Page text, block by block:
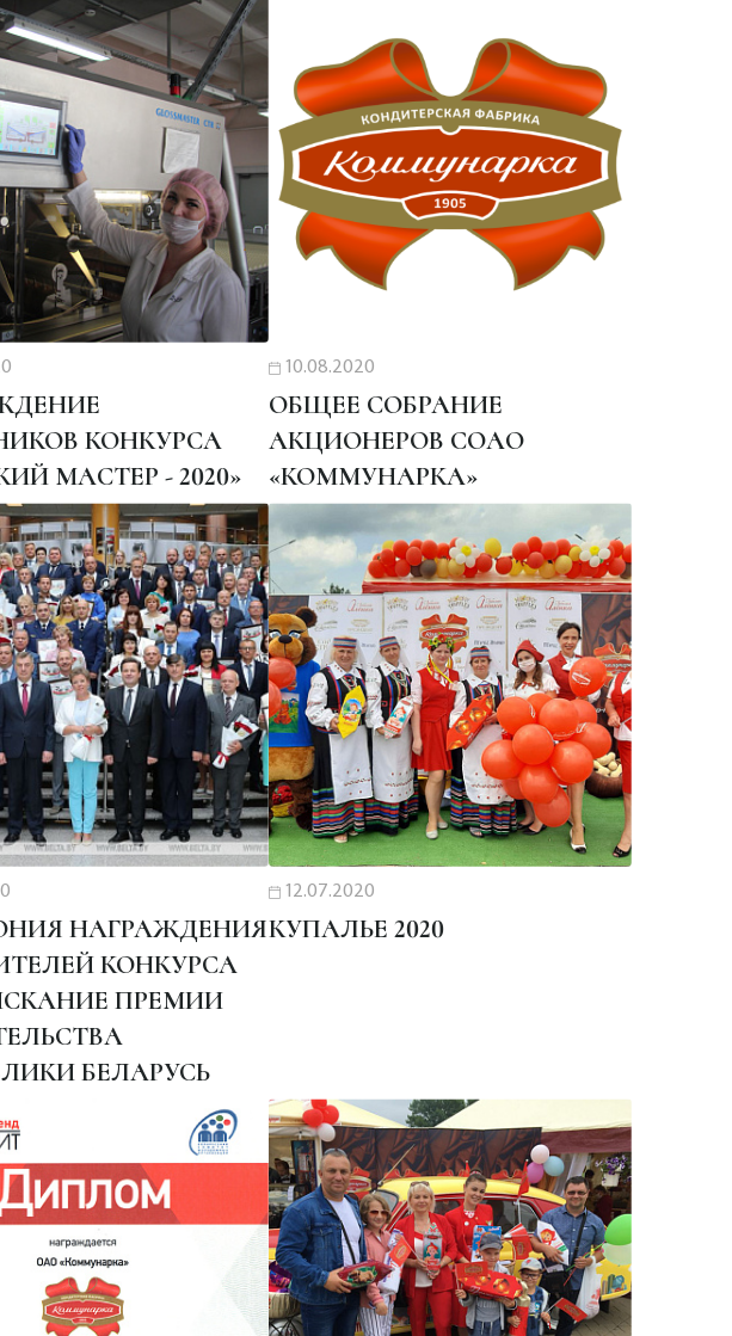
КОНКУРСА
МАСТЕР - 2020»
10.08.2020
ОБЩЕЕ СОБРАНИЕ
АКЦИОНЕРОВ СОАО
«КОММУНАРКА»
НАГРАЖДЕНИЯ
КОНКУРСА
ПРЕМИИ
БЕЛАРУСЬ
12.07.2020
КУПАЛЬЕ 2020